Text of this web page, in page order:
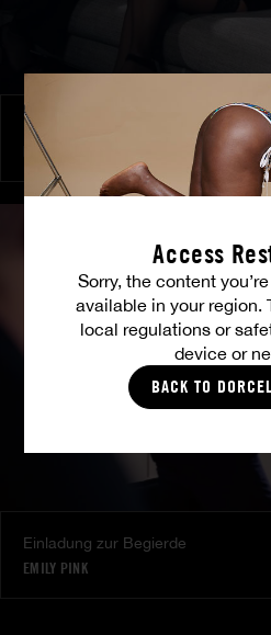
Access
Sorry, the content
available in your region.
local regulations or
device or
BACK TO
Brennende Freundschaft
MILENA RAY
MATTY MILA PEREZ
Einladung zur Begierde
EMILY PINK